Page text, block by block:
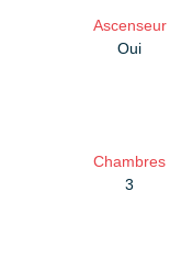
Ascenseur
Oui
Chambres
3